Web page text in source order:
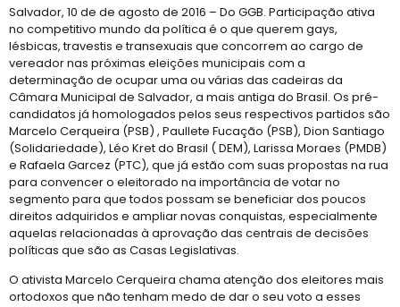
Salvador, 10 de de agosto de 2016 – Do GGB. Participação ativa
no competitivo mundo da política é o que querem gays,
lésbicas, travestis e transexuais que concorrem ao cargo de
vereador nas próximas eleições municipais com a
determinação de ocupar uma ou várias das cadeiras da
Câmara Municipal de Salvador, a mais antiga do Brasil. Os pré-
candidatos já homologados pelos seus respectivos partidos são
Marcelo Cerqueira (PSB) , Paullete Fucação (PSB), Dion Santiago
(Solidariedade), Léo Kret do Brasil ( DEM), Larissa Moraes (PMDB)
e Rafaela Garcez (PTC), que já estão com suas propostas na rua
para convencer o eleitorado na importância de votar no
segmento para que todos possam se beneficiar dos poucos
direitos adquiridos e ampliar novas conquistas, especialmente
aquelas relacionadas à aprovação das centrais de decisões
políticas que são as Casas Legislativas.
O ativista Marcelo Cerqueira chama atenção dos eleitores mais
ortodoxos que não tenham medo de dar o seu voto a esses